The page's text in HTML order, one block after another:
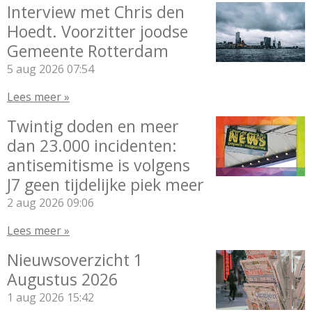
Interview met Chris den
Hoedt. Voorzitter joodse
Gemeente Rotterdam
5 aug 2026 07:54
Lees meer »
Twintig doden en meer
dan 23.000 incidenten:
antisemitisme is volgens
J7 geen tijdelijke piek meer
2 aug 2026 09:06
Lees meer »
Nieuwsoverzicht 1
Augustus 2026
1 aug 2026 15:42